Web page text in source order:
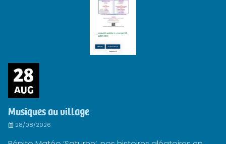
28
AUG
Musiques au village
28/08/2026